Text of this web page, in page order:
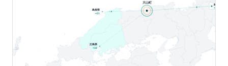
島根県
+21
広島県
+16
大山町
関東
+228